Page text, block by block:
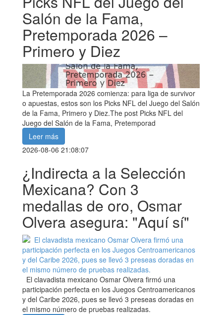
Salón de la Fama,
Pretemporada 2026 –
Primero y Diez
La Pretemporada 2026 comienza: para liga de survivor
o apuestas, estos son los Picks NFL del Juego del Salón
de la Fama, Primero y Diez.The post Picks NFL del
Juego del Salón de la Fama, Pretemporad
Leer más
2026-08-06 21:08:07
¿Indirecta a la Selección
Mexicana? Con 3
medallas de oro, Osmar
Olvera asegura: "Aquí sí"
El clavadista mexicano Osmar Olvera firmó una
participación perfecta en los Juegos Centroamericanos
y del Caribe 2026, pues se llevó 3 preseas doradas en
el mismo número de pruebas realizadas.